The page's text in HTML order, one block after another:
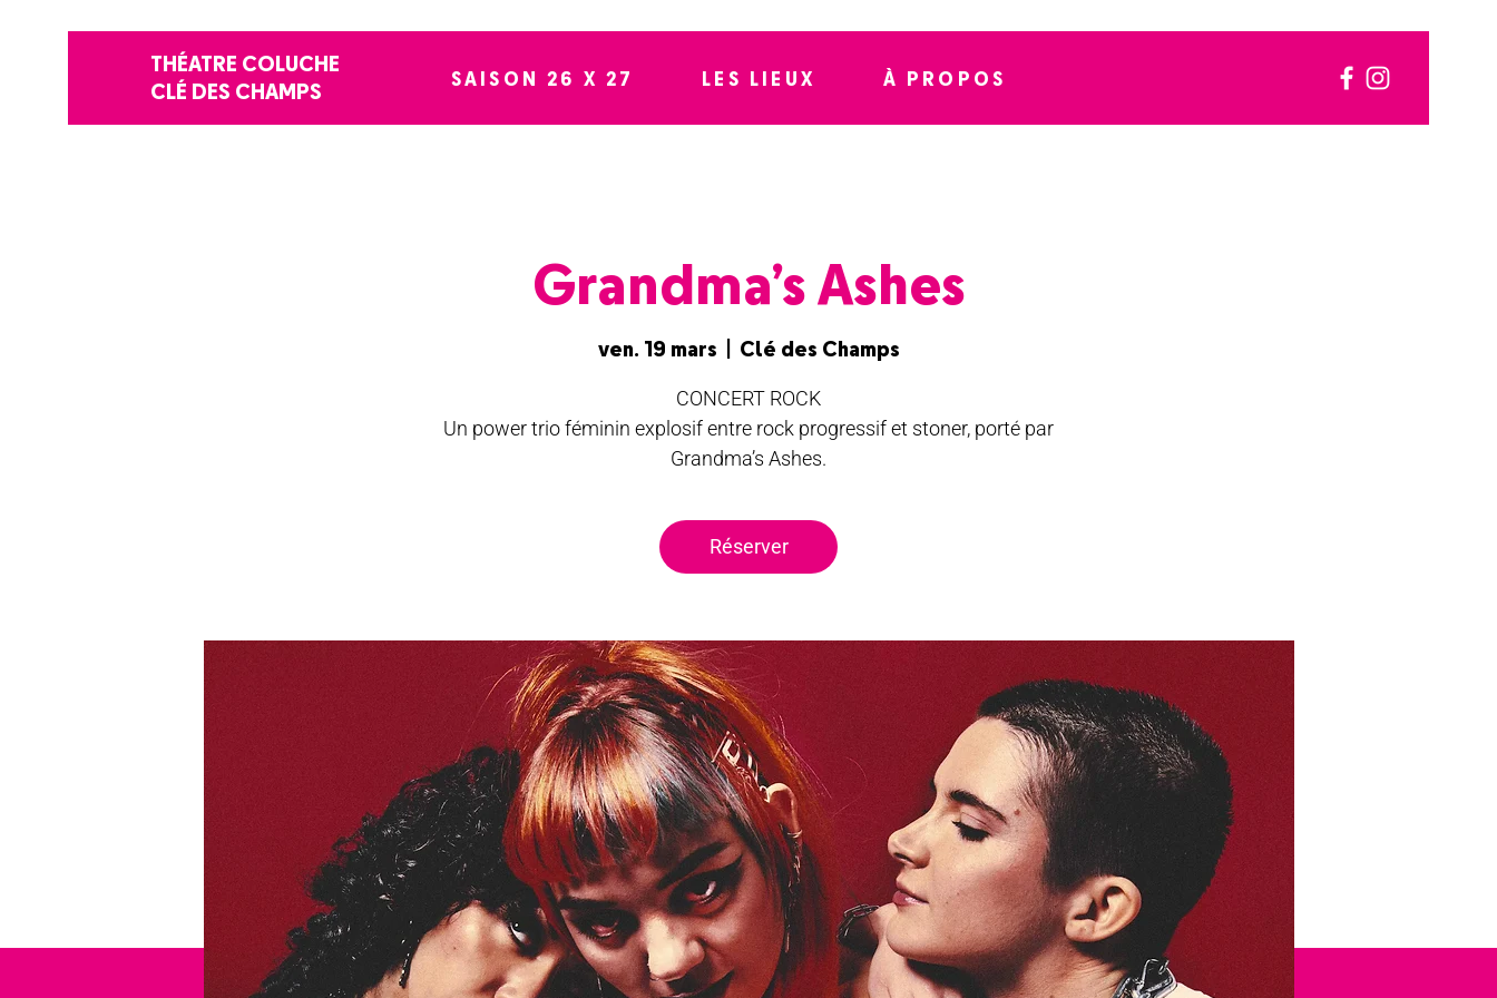
THÉATRE COLUCHE
CLÉ DES CHAMPS
SAISON 26 X 27 LES LIEUX À PROPOS
Grandma’s Ashes
ven. 19 mars Clé des Champs
CONCERT ROCK
Un power trio féminin explosif entre rock progressif et stoner, porté par
Grandma’s Ashes.
Réserver